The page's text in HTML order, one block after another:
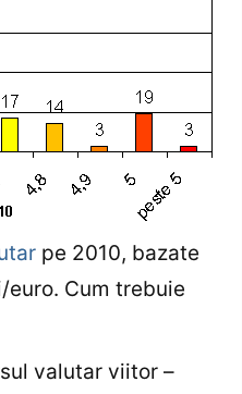
pe 2010, bazate
Cum trebuie
valutar viitor –